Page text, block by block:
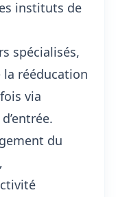
instituts de
spécialisés,
rééducation
via
du